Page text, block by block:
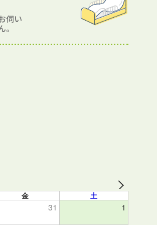
伺い
金 土
31 1